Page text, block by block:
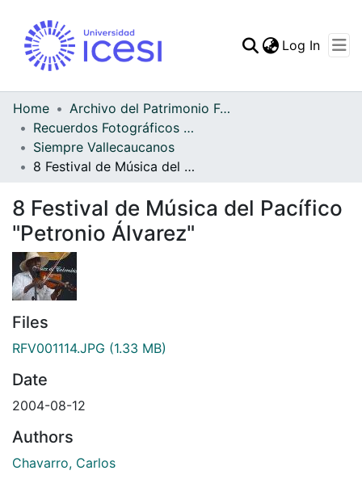
Log In
Home
Archivo del Patrimonio Fotográfico y Fílmico del Valle del Cauca
Recuerdos Fotográficos Vallecaucanos
Siempre Vallecaucanos
8 Festival de Música del Pacífico "Petronio Álvarez"
8 Festival de Música del Pacífico
"Petronio Álvarez"
Files
RFV001114.JPG (1.33 MB)
Date
2004-08-12
Authors
Chavarro, Carlos